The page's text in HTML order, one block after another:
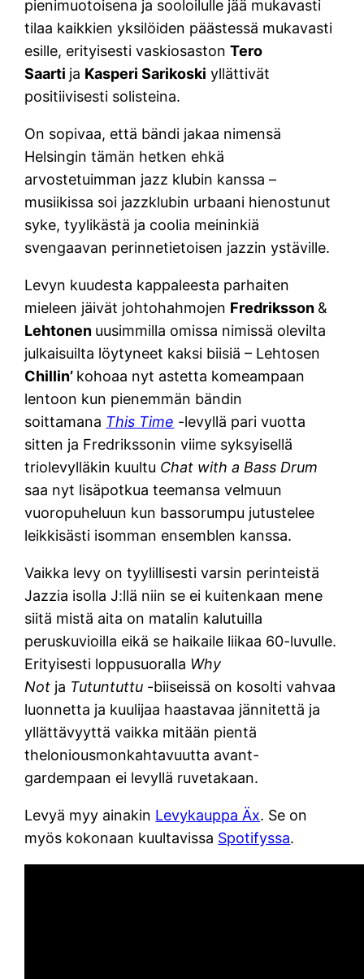
pienimuotoisena ja sooloilulle jää mukavasti
tilaa kaikkien yksilöiden päästessä mukavasti
esille, erityisesti vaskiosastonTero
Saarti ja Kasperi Sarikoski yllättivät
positiivisesti solisteina.
On sopivaa, että bändi jakaa nimensä
Helsingin tämän hetken ehkä
arvostetuimman jazz klubin kanssa –
musiikissa soi jazzklubin urbaani hienostunut
syke, tyylikästä ja coolia meininkiä
svengaavan perinnetietoisen jazzin ystäville.
Levyn kuudesta kappaleesta parhaiten
mieleen jäivät johtohahmojen Fredriksson &
Lehtonen uusimmilla omissa nimissä olevilta
julkaisuilta löytyneet kaksi biisiä – Lehtosen
Chillin’ kohoaa nyt astetta komeampaan
lentoon kun pienemmän bändin
soittamana This Time -levyllä pari vuotta
sitten ja Fredrikssonin viime syksyisellä
triolevylläkin kuultu Chat with a Bass Drum
saa nyt lisäpotkua teemansa velmuun
vuoropuheluun kun bassorumpu jutustelee
leikkisästi isomman ensemblen kanssa.
Vaikka levy on tyylillisesti varsin perinteistä
Jazzia isolla J:llä niin se ei kuitenkaan mene
siitä mistä aita on matalin kalutuilla
peruskuvioilla eikä se haikaile liikaa 60-luvulle.
Erityisesti loppusuoralla Why
Not ja Tutuntuttu -biiseissä on kosolti vahvaa
luonnetta ja kuulijaa haastavaa jännitettä ja
yllättävyyttä vaikka mitään pientä
theloniousmonkahtavuutta avant-
gardempaan ei levyllä ruvetakaan.
Levyä myy ainakin Levykauppa Äx. Se on
myös kokonaan kuultavissa Spotifyssa.